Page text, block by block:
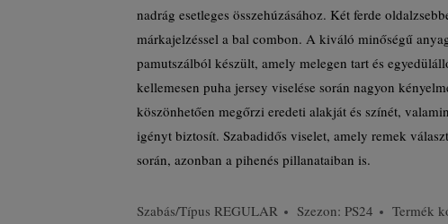
nadrág esetleges összehúzásához. Két ferde
márkajelzéssel a bal combon. A kiváló minőségű
pamutszálból készült, amely melegen tart és
kellemesen puha jersey viselése során nagyon
köszönhetően megőrzi eredeti alakját és színét,
igényt biztosít. Szabadidős viselet, amely remek
során, azonban a pihenés pillanataiban is.
Szabás/Típus REGULAR Szezon: PS24
Termék